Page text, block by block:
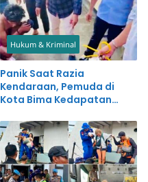
Hukum & Kriminal
Panik Saat Razia
Kendaraan, Pemuda di
Kota Bima Kedapatan